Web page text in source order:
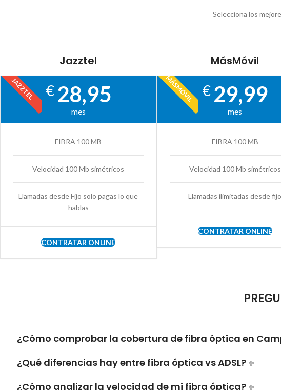
Selecciona los
Jazztel
JAZZTEL € 28,95
mes
FIBRA 100 MB
Velocidad 100 Mb simétricos
Llamadas desde Fijo solo pagas lo que
hablas
CONTRATAR ONLINE
MásMóvil
MÁSMÓVIL € 29,99
mes
FIBRA 100 MB
Velocidad 100 Mb simétricos
Llamadas ilimitadas desde fijo
CONTRATAR ONLINE
¿Cómo comprobar la cobertura de fibra óptica en
¿Qué diferencias hay entre fibra óptica vs ADSL?
¿Cómo analizar la velocidad de mi fibra óptica?